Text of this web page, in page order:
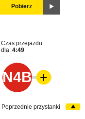
Pobierz
Czas przejazdu
dla: 4:49
N4B
Poprzednie przystanki